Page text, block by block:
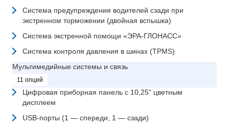
Система предупреждения водителей сзади при
экстренном торможении (двойная вспышка)
Система экстренной помощи «ЭРА-ГЛОНАСС»
Система контроля давления в шинах (TPMS)
Мультимедийные системы и связь
11 опций
Цифровая приборная панель с 10,25" цветным
дисплеем
USB-порты (1 — спереди, 1 — сзади)